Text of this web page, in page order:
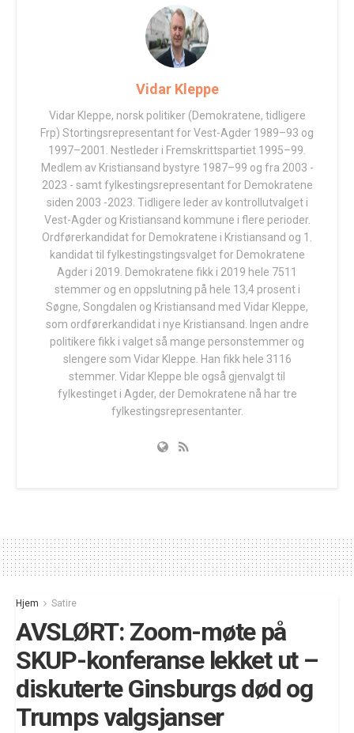
Vidar Kleppe
Vidar Kleppe, norsk politiker (Demokratene, tidligere
Frp) Stortingsrepresentant for Vest-Agder 1989–93 og
1997–2001. Nestleder i Fremskrittspartiet 1995–99.
Medlem av Kristiansand bystyre 1987–99 og fra 2003 -
2023 - samt fylkestingsrepresentant for Demokratene
siden 2003 -2023. Tidligere leder av kontrollutvalget i
Vest-Agder og Kristiansand kommune i flere perioder.
Ordførerkandidat for Demokratene i Kristiansand og 1.
kandidat til fylkestingstingsvalget for Demokratene
Agder i 2019. Demokratene fikk i 2019 hele 7511
stemmer og en oppslutning på hele 13,4 prosent i
Søgne, Songdalen og Kristiansand med Vidar Kleppe,
som ordførerkandidat i nye Kristiansand. Ingen andre
politikere fikk i valget så mange personstemmer og
slengere som Vidar Kleppe. Han fikk hele 3116
stemmer. Vidar Kleppe ble også gjenvalgt til
fylkestinget i Agder, der Demokratene nå har tre
fylkestingsrepresentanter.
Hjem Satire
AVSLØRT: Zoom-møte på
SKUP-konferanse lekket ut –
diskuterte Ginsburgs død og
Trumps valgsjanser